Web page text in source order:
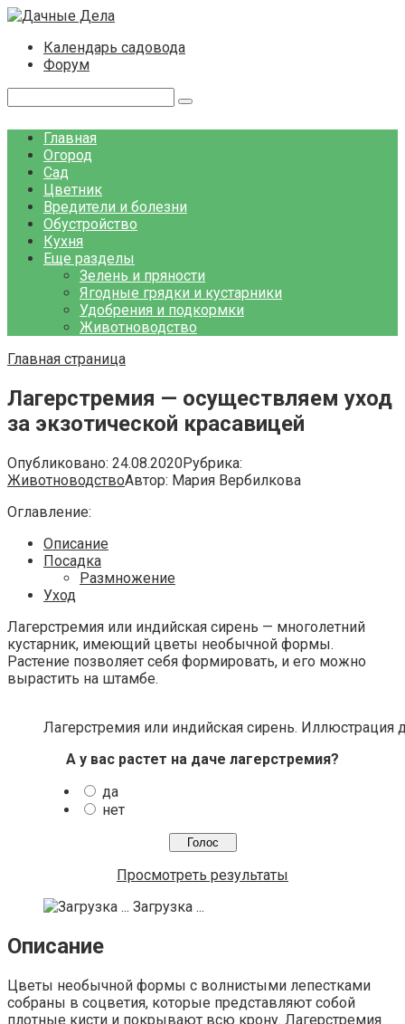
Перейти
контентуКалендарь садовода
Форум
Главная
Огород
Сад
Цветник
Вредители и болезни
Обустройство
Кухня
Еще разделы
Зелень и пряности
Ягодные грядки и кустарники
Удобрения и подкормки
Животноводство
Главная страница
Лагерстремия — осуществляем уход
за экзотической красавицей
Опубликовано: 24.08.2020Рубрика:
ЖивотноводствоАвтор: Мария Вербилкова
Оглавление:
Описание
Посадка
Размножение
Уход
Лагерстремия или индийская сирень — многолетний
кустарник, имеющий цветы необычной формы.
Растение позволяет себя формировать, и его можно
вырастить на штамбе.
Лагерстремия или индийская сирень. Иллюстрация
А у вас растет на даче лагерстремия?
да
нет
Просмотреть результаты
Загрузка ...
Описание
Цветы необычной формы с волнистыми лепестками
собраны в соцветия, которые представляют собой
плотные кисти и покрывают всю крону. Лагерстремия